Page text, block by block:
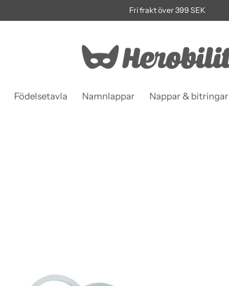
Fri frakt över 399 SEK
Födelsetavla Namnlappar Nappar & bitringar